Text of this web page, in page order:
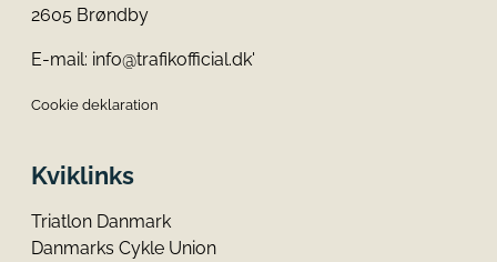
2605 Brøndby
E-mail: info@trafikofficial.dk'
Cookie deklaration
Kviklinks
Triatlon Danmark
Danmarks Cykle Union